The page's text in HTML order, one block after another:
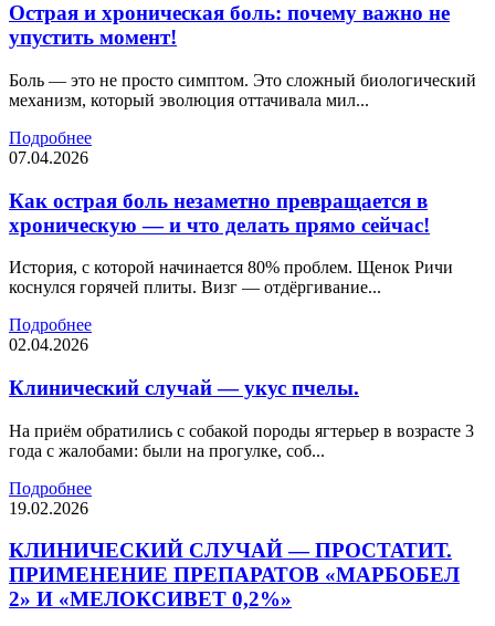
Острая и хроническая боль: почему важно не
упустить момент!
Боль — это не просто симптом. Это сложный биологический
механизм, который эволюция оттачивала мил...
Подробнее
07.04.2026
Как острая боль незаметно превращается в
хроническую — и что делать прямо сейчас!
История, с которой начинается 80% проблем. Щенок Ричи
коснулся горячей плиты. Визг — отдёргивание...
Подробнее
02.04.2026
Клинический случай — укус пчелы.
На приём обратились с собакой породы ягтерьер в возрасте 3
года с жалобами: были на прогулке, соб...
Подробнее
19.02.2026
КЛИНИЧЕСКИЙ СЛУЧАЙ — ПРОСТАТИТ.
ПРИМЕНЕНИЕ ПРЕПАРАТОВ «МАРБОБЕЛ
2» И «МЕЛОКСИВЕТ 0,2%»